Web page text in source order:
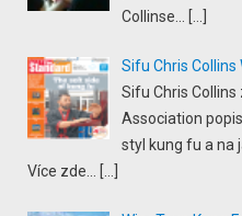
Collinse...
Sifu Chris Collins
Sifu Chris Collins
Association
styl kung fu a na
Více zde...